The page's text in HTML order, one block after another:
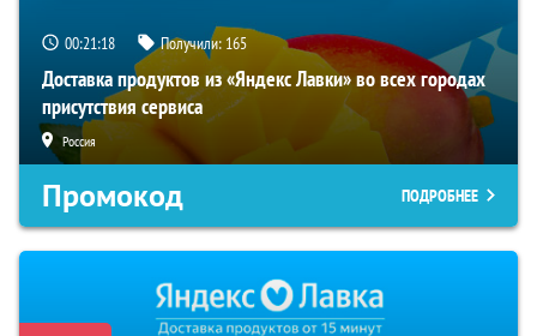
00:21:17 Получили: 165
Доставка продуктов из «Яндекс Лавки» во всех городах
присутствия сервиса
Россия
Промокод ПОДРОБНЕЕ